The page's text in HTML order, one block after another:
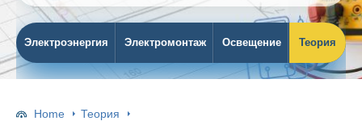
Электроэнергия Электромонтаж Освещение Теория
Home
Теория